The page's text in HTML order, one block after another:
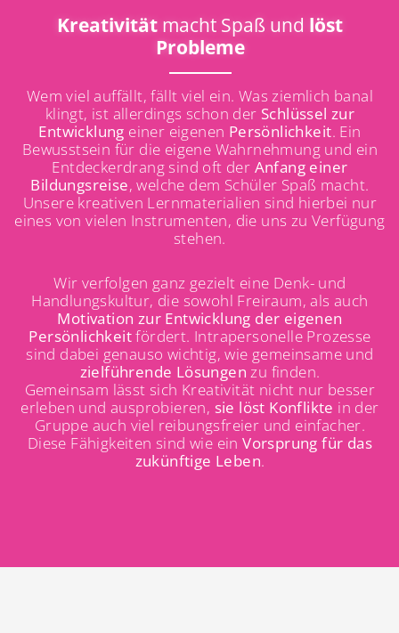
Kreativität macht Spaß und löst
Probleme
Wem viel auffällt, fällt viel ein. Was ziemlich banal
klingt, ist allerdings schon der Schlüssel zur
Entwicklung einer eigenen Persönlichkeit. Ein
Bewusstsein für die eigene Wahrnehmung und ein
Entdeckerdrang sind oft der Anfang einer
Bildungsreise, welche dem Schüler Spaß macht.
Unsere kreativen Lernmaterialien sind hierbei nur
eines von vielen Instrumenten, die uns zu Verfügung
stehen.
Wir verfolgen ganz gezielt eine Denk- und
Handlungskultur, die sowohl Freiraum, als auch
Motivation zur Entwicklung der eigenen
Persönlichkeitfördert. Intrapersonelle Prozesse
sind dabei genauso wichtig, wie gemeinsame und
zielführende Lösungen zu finden.
Gemeinsam lässt sich Kreativität nicht nur besser
erleben und ausprobieren, sie löst Konflikte in der
Gruppe auch viel reibungsfreier und einfacher.
Diese Fähigkeiten sind wie einVorsprung für das
zukünftige Leben.